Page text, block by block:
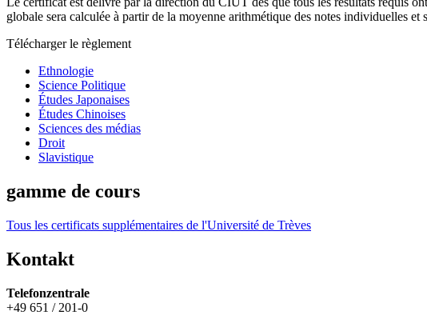
globale sera calculée à partir de la moyenne arithmétique des notes individuelles et
Télécharger le règlement
Ethnologie
Science Politique
Études Japonaises
Études Chinoises
Sciences des médias
Droit
Slavistique
gamme de cours
Tous les certificats supplémentaires de l'Université de Trèves
Kontakt
Telefonzentrale
+49 651 / 201-0